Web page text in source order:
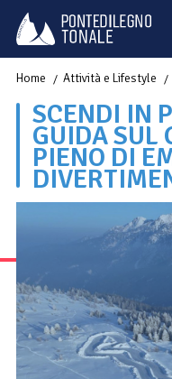
Home Attività e Lifestyle
SCENDI IN
GUIDA SUL
PIENO DI